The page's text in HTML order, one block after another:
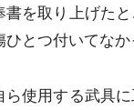
書を取り上げた
とつ付いてなか
使用する武具に